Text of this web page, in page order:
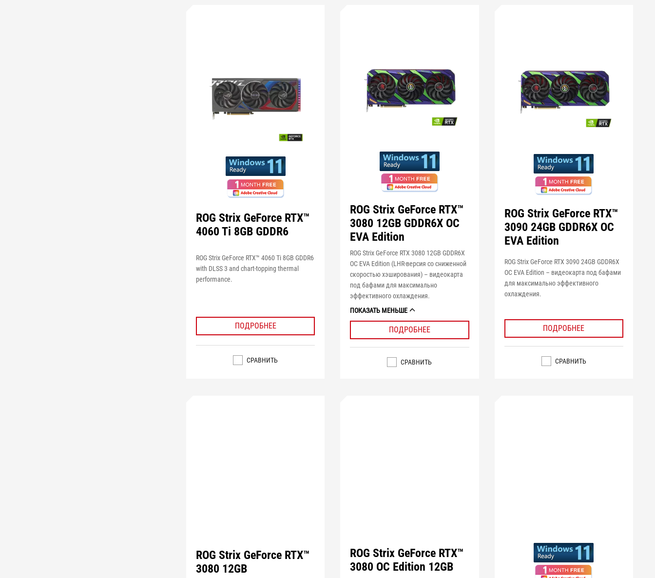
ROG Strix GeForce RTX™
4060 Ti 8GB GDDR6
ROG Strix GeForce RTX™ 4060 Ti 8GB GDDR6
with DLSS 3 and chart-topping thermal
performance.
ПОДРОБНЕЕ
СРАВНИТЬ
ROG Strix GeForce RTX™
3080 12GB GDDR6X OC
EVA Edition
ROG Strix GeForce RTX 3080 12GB GDDR6X
OC EVA Edition (LHR-версия со сниженной
скоростью хэширования) – видеокарта
под бафами для максимально
эффективного охлаждения.
ПОКАЗАТЬ МЕНЬШЕ
ПОДРОБНЕЕ
СРАВНИТЬ
ROG Strix GeForce RTX™
3090 24GB GDDR6X OC
EVA Edition
ROG Strix GeForce RTX 3090 24GB GDDR6X
OC EVA Edition – видеокарта под бафами
для максимально эффективного
охлаждения.
ПОДРОБНЕЕ
СРАВНИТЬ
ROG Strix GeForce RTX™
3080 12GB
ROG Strix GeForce RTX™
3080 OC Edition 12GB